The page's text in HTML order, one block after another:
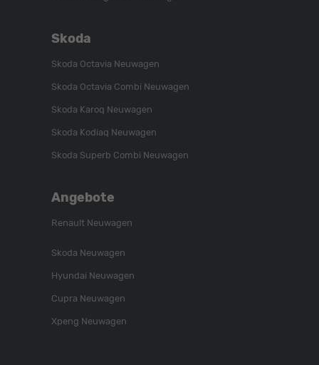
Skoda
Skoda Octavia Neuwagen
Skoda Octavia Combi Neuwagen
Skoda Karoq Neuwagen
Skoda Kodiaq Neuwagen
Skoda Superb Combi Neuwagen
Angebote
Renault Neuwagen
Skoda Neuwagen
Hyundai Neuwagen
Cupra Neuwagen
Xpeng Neuwagen